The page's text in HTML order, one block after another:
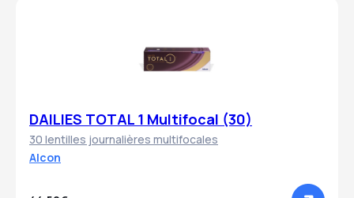
DAILIES TOTAL 1 Multifocal (30)
30 lentilles journalières multifocales
Alcon